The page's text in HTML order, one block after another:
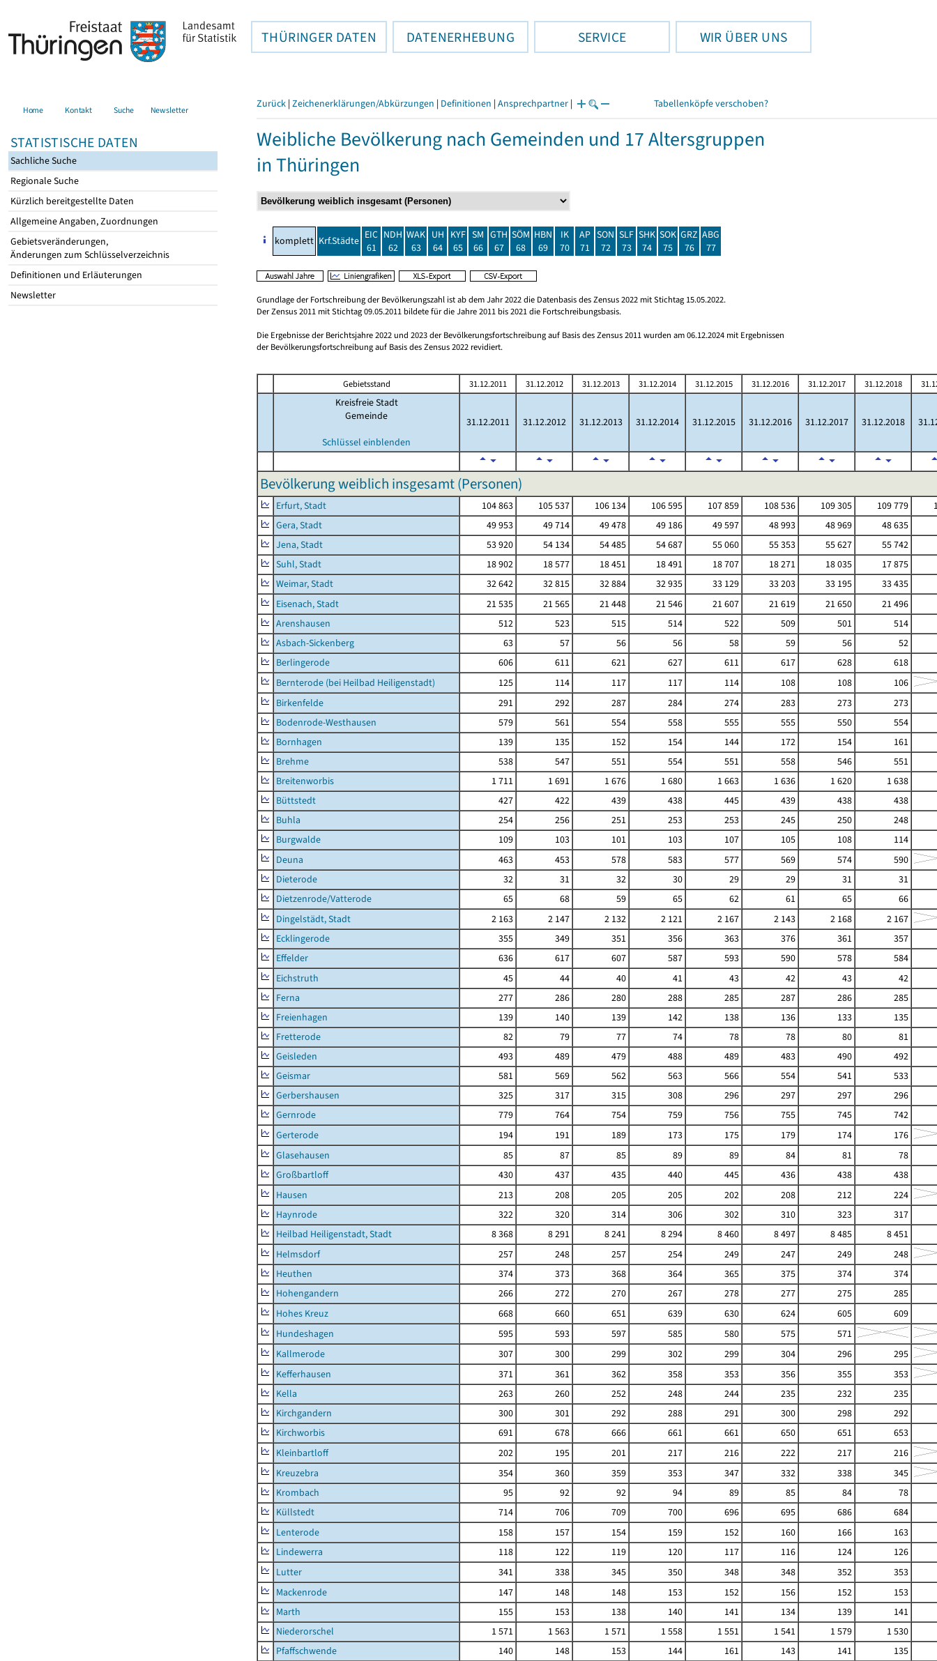
THÜRINGER DATEN DATENERHEBUNG SERVICE WIR ÜBER UNS
Home Kontakt Suche Newsletter
STATISTISCHE DATEN
Sachliche Suche
Regionale Suche
Kürzlich bereitgestellte Daten
Allgemeine Angaben, Zuordnungen
Gebietsveränderungen,
Änderungen zum Schlüsselverzeichnis
Definitionen und Erläuterungen
Newsletter
Zurück | Zeichenerklärungen/Abkürzungen | Definitionen | Ansprechpartner | Tabellenköpfe verschoben?
Weibliche Bevölkerung nach Gemeinden und 17 Altersgruppen
in Thüringen
komplett Krf.Städte EIC
61
NDH
62
WAK
63
UH
64
KYF
65
SM
66
GTH
67
SÖM
68
HBN
69
IK
70
AP
71
SON
72
SLF
73
SHK
74
SOK
75
GRZ
76
ABG
77
Grundlage der Fortschreibung der Bevölkerungszahl ist ab dem Jahr 2022 die Datenbasis des Zensus 2022 mit Stichtag 15.05.2022.
Der Zensus 2011 mit Stichtag 09.05.2011 bildete für die Jahre 2011 bis 2021 die Fortschreibungsbasis.
Die Ergebnisse der Berichtsjahre 2022 und 2023 der Bevölkerungsfortschreibung auf Basis des Zensus 2011 wurden am 06.12.2024 mit Ergebnissen
der Bevölkerungsfortschreibung auf Basis des Zensus 2022 revidiert.
Gebietsstand 31.12.2011 31.12.2012 31.12.2013 31.12.2014 31.12.2015 31.12.2016 31.12.2017 31.12.2018
Kreisfreie Stadt
Gemeinde
Schlüssel einblenden
31.12.2011 31.12.2012 31.12.2013 31.12.2014 31.12.2015 31.12.2016 31.12.2017 31.12.2018
Bevölkerung weiblich insgesamt (Personen)
Erfurt, Stadt 104 863 105 537 106 134 106 595 107 859 108 536 109 305 109 779
Gera, Stadt
49 953 49 714 49 478 49 186 49 597 48 993 48 969
48 635
Jena, Stadt
53 920 54 134 54 485 54 687 55 060 55 353 55 627
55 742
Suhl, Stadt
18 902 18 577 18 451 18 491 18 707 18 271 18 035
17 875
Weimar, Stadt
32 642 32 815 32 884 32 935 33 129 33 203 33 195
33 435
Eisenach, Stadt
21 535 21 565 21 448 21 546 21 607 21 619 21 650
21 496
Arenshausen
512 523 515 514 522 509 501
514
Asbach-Sickenberg
63 57 56 56 58 59 56
52
Berlingerode
606 611 621 627 611 617 628
618
Bernterode (bei Heilbad Heiligenstadt)
125 114 117 117 114 108 108
106
Birkenfelde
291 292 287 284 274 283 273
273
Bodenrode-Westhausen
579 561 554 558 555 555 550
554
Bornhagen
139 135 152 154 144 172 154
161
Brehme
538 547 551 554 551 558 546
551
Breitenworbis
1 711 1 691 1 676 1 680 1 663 1 636 1 620
1 638
Büttstedt
427 422 439 438 445 439 438
438
Buhla
254 256 251 253 253 245 250
248
Burgwalde
109 103 101 103 107 105 108
114
Deuna
463 453 578 583 577 569 574
590
Dieterode
32 31 32 30 29 29 31
31
Dietzenrode/Vatterode
65 68 59 65 62 61 65
66
Dingelstädt, Stadt
2 163 2 147 2 132 2 121 2 167 2 143 2 168
2 167
Ecklingerode
355 349 351 356 363 376 361
357
Effelder
636 617 607 587 593 590 578
584
Eichstruth
45 44 40 41 43 42 43
42
Ferna
277 286 280 288 285 287 286
285
Freienhagen
139 140 139 142 138 136 133
135
Fretterode
82 79 77 74 78 78 80
81
Geisleden
493 489 479 488 489 483 490
492
Geismar
581 569 562 563 566 554 541
533
Gerbershausen
325 317 315 308 296 297 297
296
Gernrode
779 764 754 759 756 755 745
742
Gerterode
194 191 189 173 175 179 174
176
Glasehausen
85 87 85 89 89 84 81
78
Großbartloff
430 437 435 440 445 436 438
438
Hausen
213 208 205 205 202 208 212
224
Haynrode
322 320 314 306 302 310 323
317
Heilbad Heiligenstadt, Stadt
8 368 8 291 8 241 8 294 8 460 8 497 8 485
8 451
Helmsdorf
257 248 257 254 249 247 249
248
Heuthen
374 373 368 364 365 375 374
374
Hohengandern
266 272 270 267 278 277 275
285
Hohes Kreuz
668 660 651 639 630 624 605
609
Hundeshagen
595 593 597 585 580 575
571
Kallmerode
307 300 299 302 299 304 296
295
Kefferhausen
371 361 362 358 353 356 355
353
Kella
263 260 252 248 244 235 232
235
Kirchgandern
300 301 292 288 291 300 298
292
Kirchworbis
691 678 666 661 661 650 651
653
Kleinbartloff
202 195 201 217 216 222 217
216
Kreuzebra
354 360 359 353 347 332 338
345
Krombach
95 92 92 94 89 85 84
78
Küllstedt
714 706 709 700 696 695 686
684
Lenterode
158 157 154 159 152 160 166
163
Lindewerra
118 122 119 120 117 116 124
126
Lutter
341 338 345 350 348 348 352
353
Mackenrode
147 148 148 153 152 156 152
153
Marth
155 153 138 140 141 134 139
141
Niederorschel
1 571 1 563 1 571 1 558 1 551 1 541 1 579
1 530
Pfaffschwende
140 148 153 144 161 143 141
135